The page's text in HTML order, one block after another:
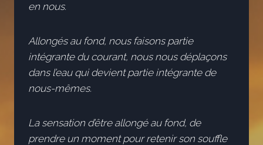
en nous.
Allongés au fond, nous faisons partie
intégrante du courant, nous nous déplaçons
dans l’eau qui devient partie intégrante de
nous-mêmes.
La sensation d’être allongé au fond, de
prendre un moment pour retenir son souffle